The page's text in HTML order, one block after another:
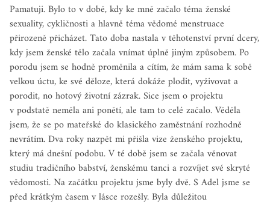
Pamatuji. Bylo to v době, kdy ke mně začalo téma ženské
sexuality, cykličnosti a hlavně téma vědomé menstruace
přirozeně přicházet. Tato doba nastala v těhotenství první dcery,
kdy jsem ženské tělo začala vnímat úplně jiným způsobem. Po
porodu jsem se hodně proměnila a cítím, že mám sama k sobě
velkou úctu, ke své děloze, která dokáže plodit, vyživovat a
porodit, no hotový životní zázrak. Sice jsem o projektu
v podstatě neměla ani ponětí, ale tam to celé začalo. Věděla
jsem, že se po mateřské do klasického zaměstnání rozhodně
nevrátím. Dva roky nazpět mi přišla vize ženského projektu,
který má dnešní podobu. V té době jsem se začala věnovat
studiu tradičního babství, ženskému tanci a rozvíjet své skryté
vědomosti. Na začátku projektu jsme byly dvě. S Adel jsme se
před krátkým časem v lásce rozešly. Byla důležitou